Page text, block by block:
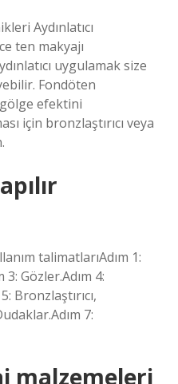
Aydınlatıcı
ten makyajı
uygulamak size
Fondöten
efektini
için bronzlaştırıcı veya
talimatlarıAdım 1:
3: Gözler.Adım 4:
Bronzlaştırıcı,
7:
malzemeleri